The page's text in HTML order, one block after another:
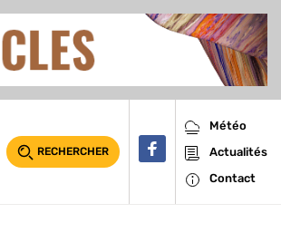
RECHERCHER
Météo
Actualités
Contact